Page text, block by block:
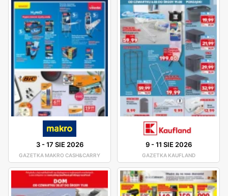
3-17 SIE 2026
GAZETKA MAKRO CASH&CARRY
9-11 SIE 2026
GAZETKA KAUFLAND